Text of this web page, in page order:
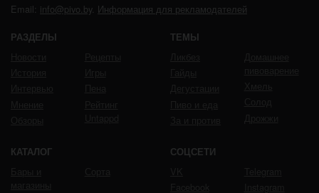
Email: info@pivo.by. Информация для рекламодателей
РАЗДЕЛЫ ТЕМЫ
КАТАЛОГ СОЦСЕТИ